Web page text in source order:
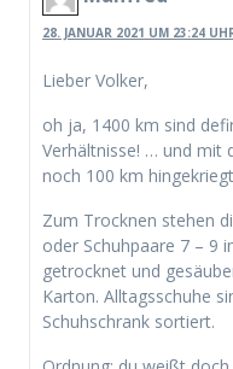
28. JANUAR 2021 UM 23:24
Lieber Volker,
oh ja, 1400 km sind
Verhältnisse! … und mit
noch 100 km
Zum Trocknen stehen
oder Schuhpaare 7 – 9
getrocknet und
Karton. Alltagsschuhe
Schuhschrank sortiert.